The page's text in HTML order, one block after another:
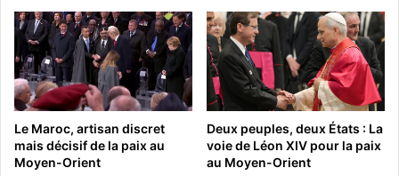
Le Maroc, artisan discret
mais décisif de la paix au
Moyen-Orient
Deux peuples, deux États : La
voie de Léon XIV pour la paix
au Moyen-Orient